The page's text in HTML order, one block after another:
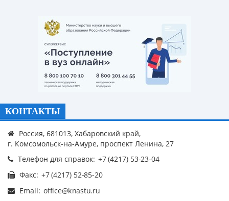
КОНТАКТЫ
Россия, 681013, Хабаровский край,
г. Комсомольск-на-Амуре, проспект Ленина, 27
Телефон для справок:
Факс:
Email: